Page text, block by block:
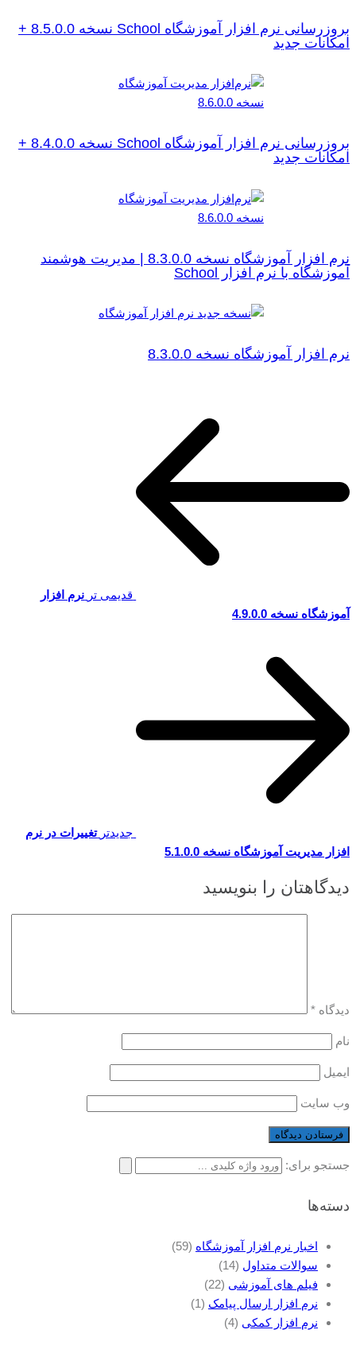
بروزرسانی نرم افزار آموزشگاه School نسخه 8.5.0.0 +
امکانات جدید
بروزرسانی نرم افزار آموزشگاه School نسخه 8.4.0.0 +
امکانات جدید
نرم افزار آموزشگاه نسخه 8.3.0.0 | مدیریت هوشمند
آموزشگاه با نرم افزار School
نرم افزار آموزشگاه نسخه 8.3.0.0
قدیمی تر نرم افزار
آموزشگاه نسخه 4.9.0.0
جدیدتر تغییرات در نرم
افزار مدیریت آموزشگاه نسخه 5.1.0.0
دیدگاهتان را بنویسید
دیدگاه *
نام
ایمیل
وب‌ سایت
جستجو برای:
دسته‌ها
اخبار نرم افزار آموزشگاه (59)
سوالات متداول (14)
فیلم های آموزشی (22)
نرم افزار ارسال پیامک (1)
نرم افزار کمکی (4)